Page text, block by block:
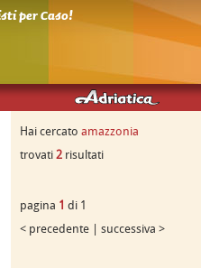
per Caso!
Hai cercato amazzonia
trovati 2 risultati
pagina 1 di 1
< precedente | successiva >